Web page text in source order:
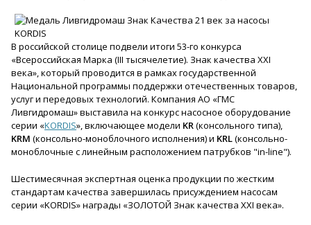
В российской столице подвели итоги 53-го конкурса
«Всероссийская Марка (III тысячелетие). Знак качества XXI
века», который проводится в рамках государственной
Национальной программы поддержки отечественных товаров,
услуг и передовых технологий. Компания АО «ГМС
Ливгидромаш» выставила на конкурс насосное оборудование
серии «KORDIS», включающее модели KR(консольного типа),
KRM (консольно-моноблочного исполнения) и KRL(консольно-
моноблочные с линейным расположением патрубков "in-line").
Шестимесячная экспертная оценка продукции по жестким
стандартам качества завершилась присуждением насосам
серии «KORDIS» награды «ЗОЛОТОЙ Знак качества ХХI века».